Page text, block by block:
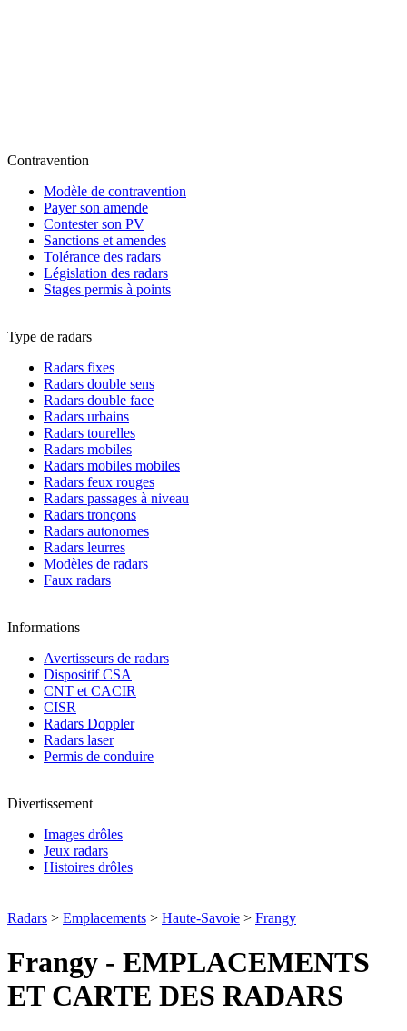
Contravention
Modèle de contravention
Payer son amende
Contester son PV
Sanctions et amendes
Tolérance des radars
Législation des radars
Stages permis à points
Type de radars
Radars fixes
Radars double sens
Radars double face
Radars urbains
Radars tourelles
Radars mobiles
Radars mobiles mobiles
Radars feux rouges
Radars passages à niveau
Radars tronçons
Radars autonomes
Radars leurres
Modèles de radars
Faux radars
Informations
Avertisseurs de radars
Dispositif CSA
CNT et CACIR
CISR
Radars Doppler
Radars laser
Permis de conduire
Divertissement
Images drôles
Jeux radars
Histoires drôles
Radars > Emplacements > Haute-Savoie > Frangy
Frangy - EMPLACEMENTS
ET CARTE DES RADARS